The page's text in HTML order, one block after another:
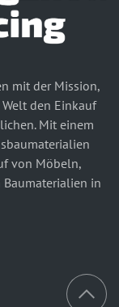
mit der Mission,
den Einkauf
Mit einem
von Möbeln,
in